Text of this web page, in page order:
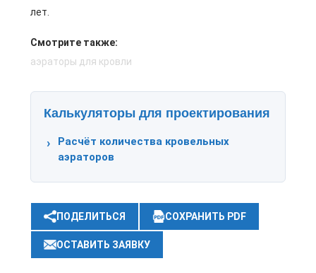
лет.
Смотрите также:
аэраторы для кровли
Калькуляторы для проектирования
Расчёт количества кровельных
аэраторов
ПОДЕЛИТЬСЯ СОХРАНИТЬ PDF
ОСТАВИТЬ ЗАЯВКУ